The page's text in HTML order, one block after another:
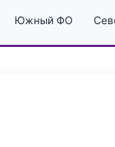
Южный ФО